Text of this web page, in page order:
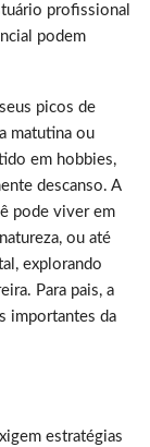
profissional
podem
picos de
matutina ou
em hobbies,
descanso. A
pode viver em
ou até
explorando
Para pais, a
importantes da
estratégias